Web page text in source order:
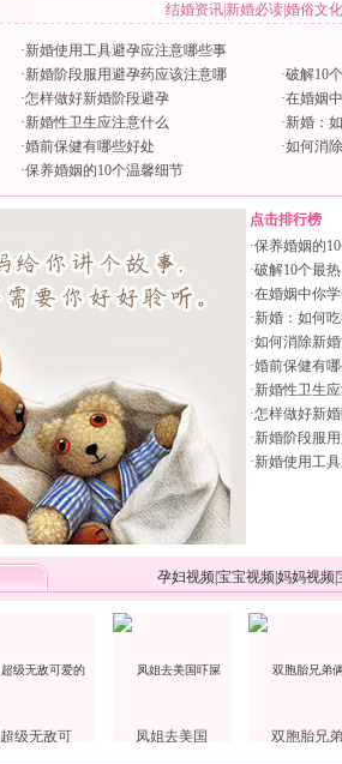
结婚资讯 新婚必读婚俗文化
·新婚使用工具避孕应注意哪些事
·新婚阶段服用避孕药应该注意哪
·怎样做好新婚阶段避孕
·新婚性卫生应注意什么
·婚前保健有哪些好处
·保养婚姻的10个温馨细节
·破解10
·在婚姻
·新婚：
·如何消
点击排行榜
·保养婚姻的
·破解10个最
·在婚姻中你
·新婚：如何
·如何消除新
·婚前保健有
·新婚性卫生
·怎样做好新
·新婚阶段服
·新婚使用工
孕妇视频宝宝视频妈妈视频
超级无敌可 凤姐去美国 双胞胎兄弟